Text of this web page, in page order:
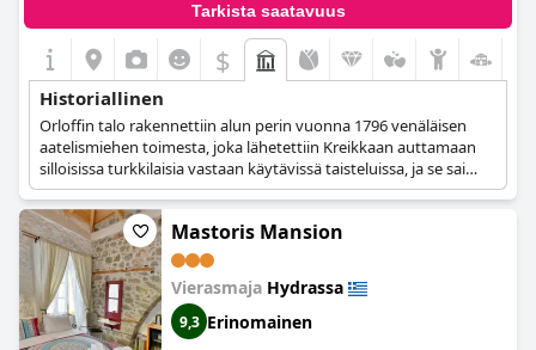
Tarkista saatavuus
$
Historiallinen
Orloffin talo rakennettiin alun perin vuonna 1796 venäläisen
aatelismiehen toimesta, joka lähetettiin Kreikkaan auttamaan
silloisissa turkkilaisia vastaan käytävissä taisteluissa, ja se sai
nimensä vuonna 1770 tapahtuneen ensimmäisen
vallankumousyrityksen mukaan, joka tunnettiin myös nimellä
'Orloffika'. 1900-luvun alussa talon omisti Kladakisin perhe,
kunnes se muutettiin nykyiseksi boutique-hotelliksi vuonna
1986. Ennen sen avaamista hotelliksi tehtiin monia uudistuksia,
mutta alkuperäinen tunnelma ja rakenne säilytettiin
mahdollisimman lähellä alkuperäistä.
Mastoris Mansion
Vierasmaja Hydrassa
9,3 Erinomainen